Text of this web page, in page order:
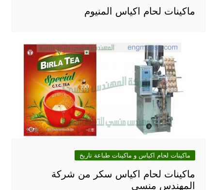
ماكينات لحام اكياس المنيوم
ماكينات لحام اكياس و ماكينات طباعة تاريخ
ماكينات لحام اكياس سكر من شركة
المهندس منسي